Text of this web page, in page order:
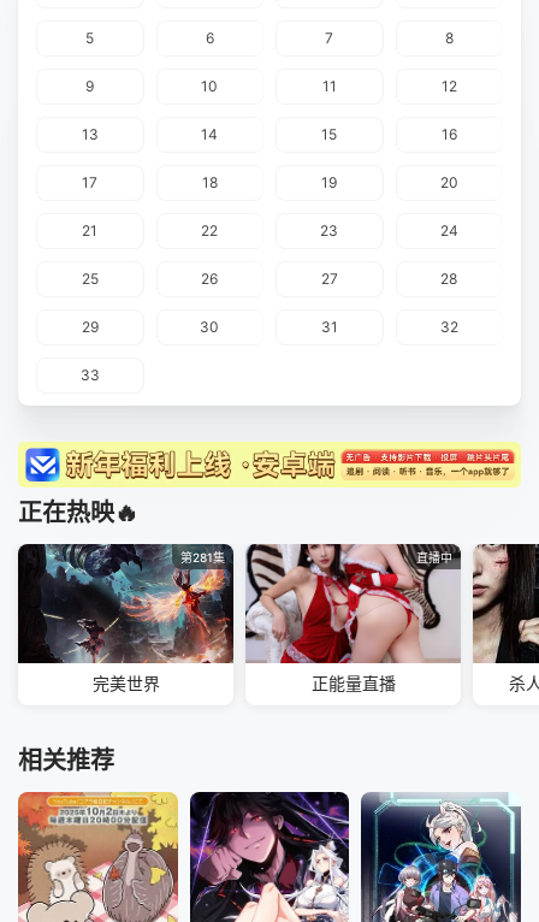
5 6 7 8
9 10 11 12
13 14 15 16
17 18 19 20
21 22 23 24
25 26 27 28
29 30 31 32
33
正在热映🔥
第281集
完美世界
直播中
正能量直播 杀
相关推荐